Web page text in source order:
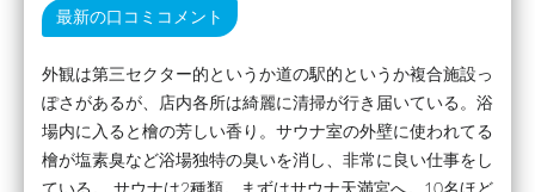
最新の口コミコメント
外観は第三セクター的というか道の駅的というか複合施設っ
ぽさがあるが、店内各所は綺麗に清掃が行き届いている。浴
場内に入ると檜の芳しい香り。サウナ室の外壁に使われてる
檜が塩素臭など浴場独特の臭いを消し、非常に良い仕事をし